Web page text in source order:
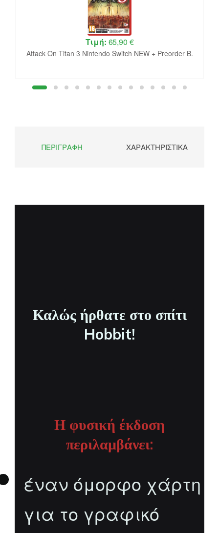
Τιμή: 65,90 €
Attack On Titan 3 Nintendo Switch NEW + Preorder B.
ΠΕΡΙΓΡΑΦΉ ΧΑΡΑΚΤΗΡΙΣΤΙΚΆ
Καλώς ήρθατε στο σπίτι
Hobbit!
Η φυσική έκδοση
περιλαμβάνει:
έναν όμορφο χάρτη
για το γραφικό